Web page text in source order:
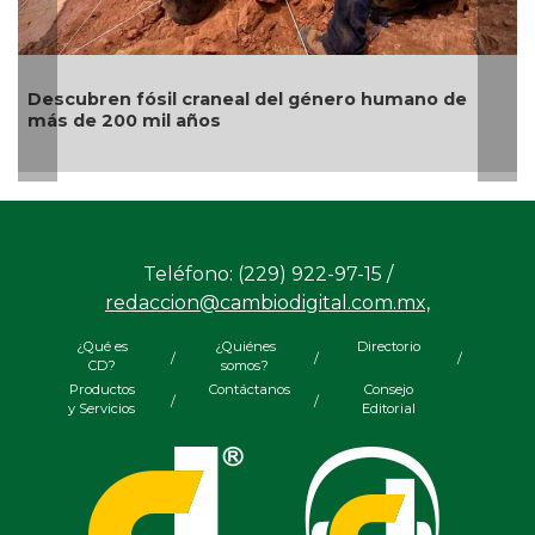
del género humano de
Gatos naranjas: la
Teléfono: (229) 922-97-15 /
redaccion@cambiodigital.com.mx,
¿Qué es
CD?
/
¿Quiénes
somos?
/
Directorio
/
Productos
y Servicios
/
Contáctanos
/
Consejo
Editorial